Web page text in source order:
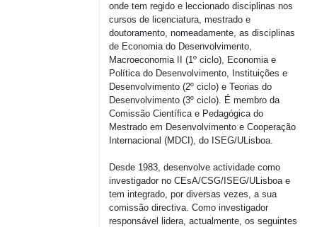
onde tem regido e leccionado disciplinas nos
cursos de licenciatura, mestrado e
doutoramento, nomeadamente, as disciplinas
de Economia do Desenvolvimento,
Macroeconomia II (1º ciclo), Economia e
Política do Desenvolvimento, Instituições e
Desenvolvimento (2º ciclo) e Teorias do
Desenvolvimento (3º ciclo). É membro da
Comissão Científica e Pedagógica do
Mestrado em Desenvolvimento e Cooperação
Internacional (MDCI), do ISEG/ULisboa.
Desde 1983, desenvolve actividade como
investigador no CEsA/CSG/ISEG/ULisboa e
tem integrado, por diversas vezes, a sua
comissão directiva. Como investigador
responsável lidera, actualmente, os seguintes